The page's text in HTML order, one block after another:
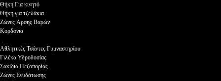
Θήκη Για κινητό
Θήκη για τζελάκια
Ζώνες Άρσης Βαρών
Κορδόνια
–
Αθλητικές Τσάντες Γυμναστηρίου
Γιλέκα Υδροδοσίας
Σακίδια Πεζοπορίας
Ζώνες Ενυδάτωσης